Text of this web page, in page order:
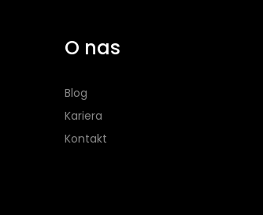
O nas
Blog
Kariera
Kontakt